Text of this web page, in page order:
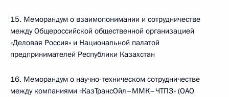
15. Меморандум о взаимопонимании и сотрудничестве
между Общероссийской общественной организацией
«Деловая Россия» и Национальной палатой
предпринимателей Республики Казахстан
16. Меморандум о научно-техническом сотрудничестве
между компаниями «КазТрансОйл–ММК–ЧТПЗ» (ОАО